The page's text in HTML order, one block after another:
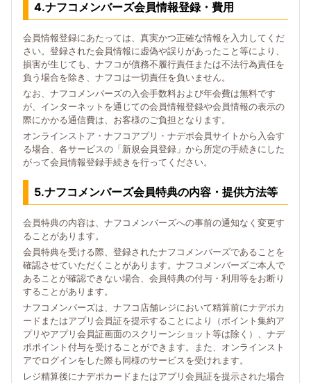
4.ナフコメンバーズ会員情報登録・費用
会員情報登録にあたっては、真実かつ正確な情報を入力してくだ
さい。登録された会員情報に虚偽や誤りがあったこと等により、
損害が生じても、ナフコが債務不履行責任または不法行為責任を
負う場合を除き、ナフコは一切責任を負いません。
なお、ナフコメンバーズの入会手数料および年会費は無料です
が、インターネットを通じての会員情報登録や会員情報の表示の
際にかかる通信費は、お客様のご負担となります。
オンラインストア・ナフコアプリ・ナデポ会員サイトから入会す
る場合、各サービスの「新規会員登録」から所定の手続きにした
がって会員情報登録手続きを行ってください。
5.ナフコメンバーズ会員特典の内容・提供方法等
会員特典の内容は、ナフコメンバーズへの事前の通知なく変更す
ることがあります。
会員特典を受ける際、登録されたナフコメンバーズであることを
確認させていただくことがあります。ナフコメンバーズご本人で
あることが確認できない場合、会員特典の付与・利用等をお断り
することがあります。
ナフコメンバーズは、ナフコ店舗レジにおいて精算前にナデポカ
ードまたはアプリ会員証を提示することにより（ポイント集約ア
プリやアプリ会員証画面のスクリーンショット等は除く）、ナデ
ポポイント付与を受けることができます。また、オンラインスト
アでログインをした際も同様のサービスを受けれます。
レジ精算後にナデポカードまたはアプリ会員証を提示された場合